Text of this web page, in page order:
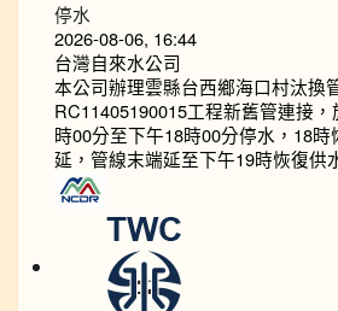
停水
2026-08-06, 16:44
台灣自來水公司
本公司辦理雲縣台西鄉海口村汰換
RC11405190015工程新舊管連接
時00分至下午18時00分停水，18
延，管線末端延至下午19時恢復供